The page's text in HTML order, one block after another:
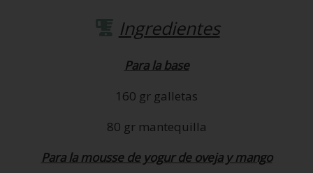
Ingredientes
Para la base
160 gr galletas
80 gr mantequilla
Para la mousse de yogur de oveja y mango